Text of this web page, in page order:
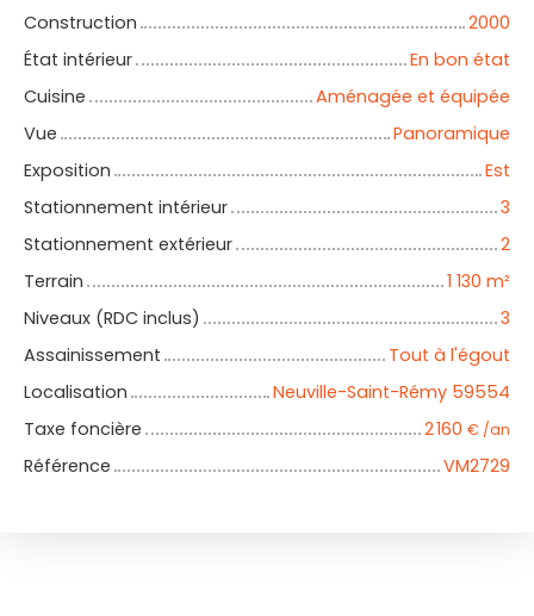
Construction
2000
État intérieur
En bon état
Cuisine
Aménagée et équipée
Vue
Panoramique
Exposition
Est
Stationnement intérieur
3
Stationnement extérieur
2
Terrain
1 130 m²
Niveaux (RDC inclus)
3
Assainissement
Tout à l'égout
Localisation
Neuville-Saint-Rémy 59554
Taxe foncière
2 160 € /an
Référence VM2729